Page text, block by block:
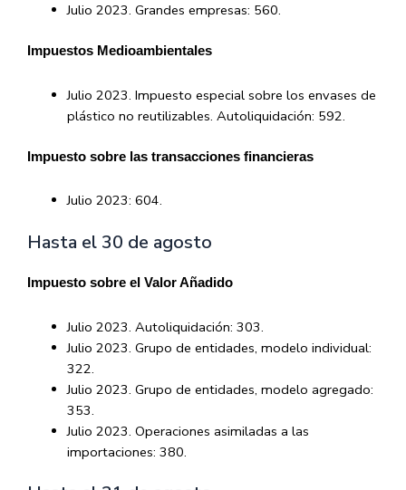
Julio 2023. Grandes empresas: 560.
Impuestos Medioambientales
Julio 2023. Impuesto especial sobre los envases de
plástico no reutilizables. Autoliquidación: 592.
Impuesto sobre las transacciones financieras
Julio 2023: 604.
Hasta el 30 de agosto
Impuesto sobre el Valor Añadido
Julio 2023. Autoliquidación: 303.
Julio 2023. Grupo de entidades, modelo individual:
322.
Julio 2023. Grupo de entidades, modelo agregado:
353.
Julio 2023. Operaciones asimiladas a las
importaciones: 380.